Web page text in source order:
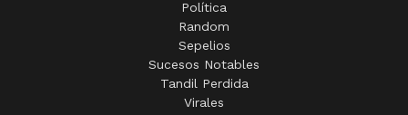
Política
Random
Sepelios
Sucesos Notables
Tandil Perdida
Virales